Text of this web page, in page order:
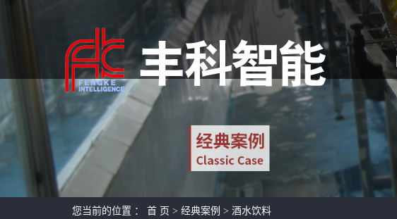
您当前的位置 ： 首 页 > 经典案例 > 酒水饮料